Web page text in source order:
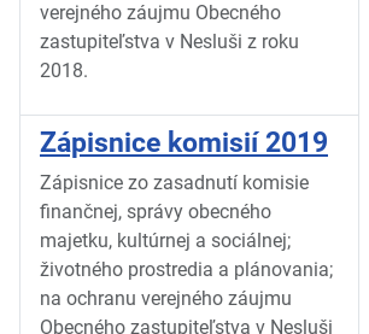
verejného záujmu Obecného
zastupiteľstva v Nesluši z roku
2018.
Zápisnice komisií 2019
Zápisnice zo zasadnutí komisie
finančnej, správy obecného
majetku, kultúrnej a sociálnej;
životného prostredia a plánovania;
na ochranu verejného záujmu
Obecného zastupiteľstva v Nesluši